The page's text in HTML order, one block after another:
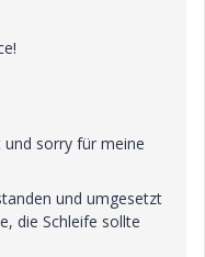
sorry für meine
und umgesetzt
die Schleife sollte